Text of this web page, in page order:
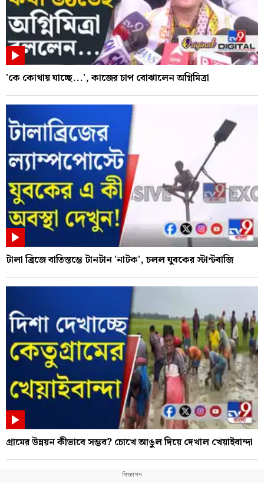
'কে কোথায় যাচ্ছে...', কাজের চাপ বোঝালেন অগ্নিমিত্রা
টালা ব্রিজে বাতিস্তম্ভে টানটান 'নাটক', চলল যুবকের স্টান্টবাজি
গ্রামের উন্নয়ন কীভাবে সম্ভব? চোখে আঙুল দিয়ে দেখাল খেয়াইবান্দা